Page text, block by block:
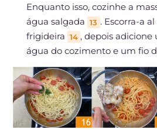
Enquanto isso, cozinhe a
água salgada 13 . Escorra-a
frigideira 14 , depois adicione
água do cozimento e um fio